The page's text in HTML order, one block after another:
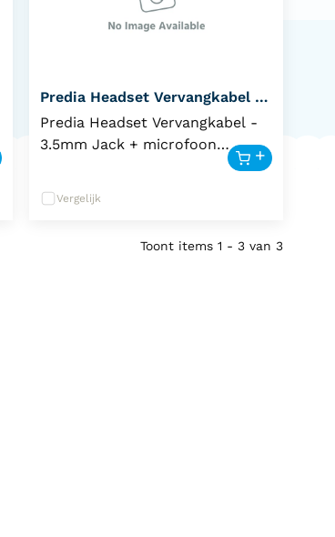
Predia Headset Vervangkabel -
3.5mm Jack + mic.
Predia Headset Vervangkabel -
3.5mm Jack + microfoon
Verleng de levensduur van uw
Predia Kids Headphones met
deze officiële vervangkabel. In
een kabel wel eens slijten of
Vergelijk
Toont items1 - 3 van 3